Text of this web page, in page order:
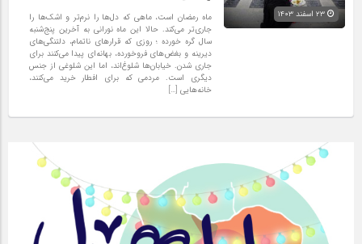
ماه رمضان است، ماهی که دل‌ها را نرم‌تر و اشک‌ها را
جاری‌تر می‌کند. حالا این ماه نورانی به آخرین پنج‌شنبه
سال گره خورده ؛ روزی که قرارهای ناتمام، دلتنگی‌های
دیرینه و بغض‌های فروخورده، بهانه‌ای پیدا می‌کنند برای
جاری شدن. خیابان‌ها شلوغ‌اند، اما این شلوغی از جنس
دیگری است. مردمی که برای افطار خرید می‌کنند،
خانه‌هایی […]